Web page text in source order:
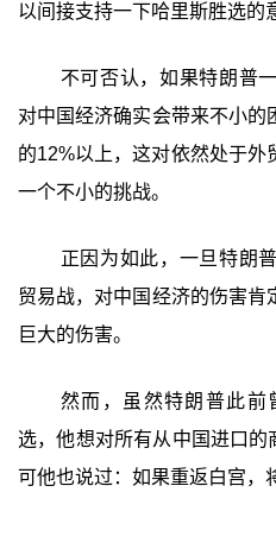
以间接支持一下哈里斯胜选的
不可否认，如果特朗普
对中国经济确实会带来不小的
的12%以上，这对依然处于外
一个不小的挑战。
正因为如此，一旦特朗
贸易战，对中国经济的伤害肯
巨大的伤害。
然而，虽然特朗普此前
选，他想对所有从中国进口的
可他也说过：如果重返白宫，